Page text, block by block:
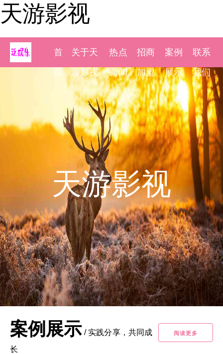
天游影视
首
页
关于天
游影视
热点
新闻
招商
加盟
案例
展示
联系
我们
天游影视
案例展示 / 实践分享，共同成
长
阅读更多